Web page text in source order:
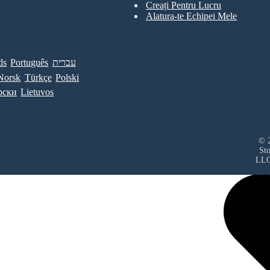
Creați Pentru Lucru
Alatura-te Echipei Mele
Português עברית
Türkçe Polski
Lietuvos
©